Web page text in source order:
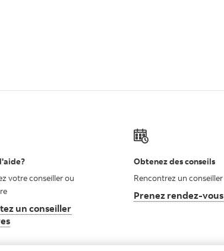
votre conseiller ou
un conseiller
Obtenez des conseils
Rencontrez un conseiller
Prenez rendez-vous